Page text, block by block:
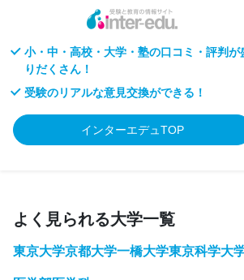
小・中・高校・大学・塾の口コミ・評判が
りだくさん！
受験のリアルな意見交換ができる！
インターエデュTOP
よく見られる大学一覧
東京大学京都大学一橋大学東京科学大